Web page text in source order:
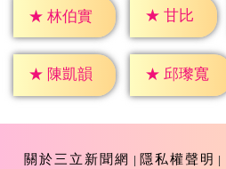
★ 林伯實 ★ 甘比
★ 陳凱韻 ★ 邱瓈寬
關於三立新聞網 隱私權聲明